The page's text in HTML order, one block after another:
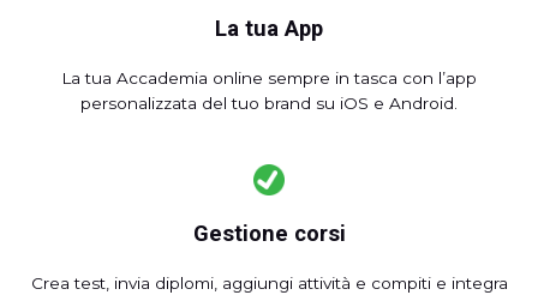
La tua App
La tua Accademia online sempre in tasca con l’app
personalizzata del tuo brand su iOS e Android.
Gestione corsi
Crea test, invia diplomi, aggiungi attività e compiti e integra